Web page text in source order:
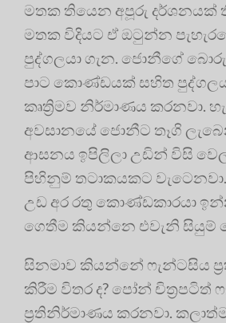
මතක තියෙන අපූරු දර්ශනයක්
මතක විදියට ඒ ඔටුන්න
පුද්ගලයා ගැන. ජොනීගේ
පාට කොණ්ඩයක් සහිත
කෘත්‍රිමව නිර්මාණය කරනවා.
අවසානයේ ජොනීට තෑගි
ආසනය ඉපිලිලා උඩින් විසි
පිහිනුම් තටාකයකට
උඩ අර රතු කොණ්ඩකාරයා
ගෙතීම කියන්නෙ එවැනි සියුම්
සිනමාව කියන්නේ ෆැන්ටසිය
කිරීම විතර ද? පෝන් චිත්‍රපටිත්
ප්‍රතිනිර්මාණය කරනවා.